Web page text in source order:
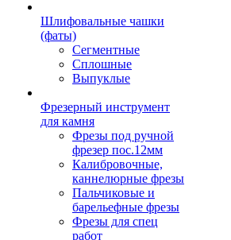
Шлифовальные чашки
(фаты)
Сегментные
Сплошные
Выпуклые
Фрезерный инструмент
для камня
Фрезы под ручной
фрезер пос.12мм
Калибровочные,
каннелюрные фрезы
Пальчиковые и
барельефные фрезы
Фрезы для спец
работ